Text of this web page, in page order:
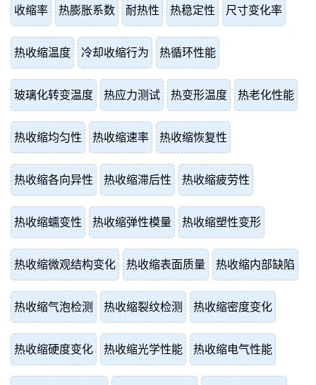
收缩率 热膨胀系数 耐热性 热稳定性 尺寸变化率
热收缩温度 冷却收缩行为 热循环性能
玻璃化转变温度 热应力测试 热变形温度 热老化性能
热收缩均匀性 热收缩速率 热收缩恢复性
热收缩各向异性 热收缩滞后性 热收缩疲劳性
热收缩蠕变性 热收缩弹性模量 热收缩塑性变形
热收缩微观结构变化 热收缩表面质量 热收缩内部缺陷
热收缩气泡检测 热收缩裂纹检测 热收缩密度变化
热收缩硬度变化 热收缩光学性能 热收缩电气性能